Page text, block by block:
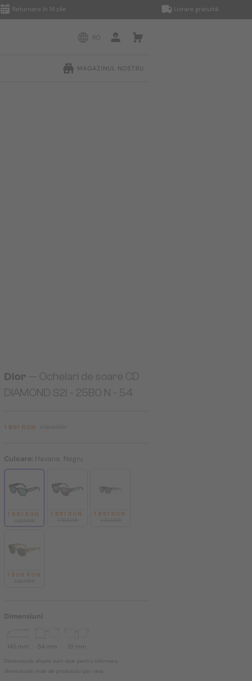
Returnare în 14 zile Livrare gratuită
RO
MAGAZINUL NOSTRU
Dior — Ochelari de soare CD
DIAMOND S2I - 25B0 N - 54
1 851 RON
Culoare: Havana, Negru
1 851 RON 1 851 RON 1 851 RON
1 808 RON
Dimensiuni
145 mm 54 mm 19 mm
Dimensiunile afișate sunt doar pentru informare,
dimensiunile reale ale produsului pot varia.